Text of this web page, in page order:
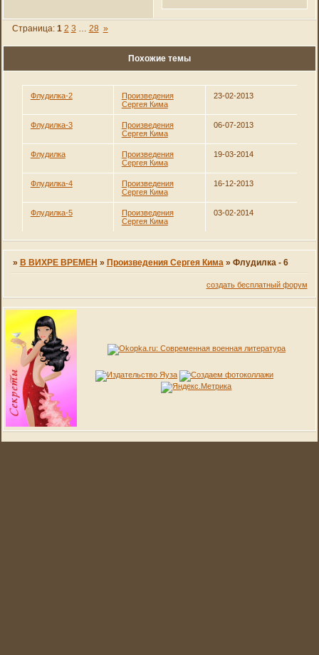
Страница: 1 2 3 … 28 »
Похожие темы
Флудилка-2
Произведения
Сергея Кима
23-02-2013
Флудилка-3
Произведения
Сергея Кима
06-07-2013
Флудилка
Произведения
Сергея Кима
19-03-2014
Флудилка-4
Произведения
Сергея Кима
16-12-2013
Флудилка-5
Произведения
Сергея Кима
03-02-2014
» В ВИХРЕ ВРЕМЕН » Произведения Сергея Кима » Флудилка - 6
создать бесплатный форум